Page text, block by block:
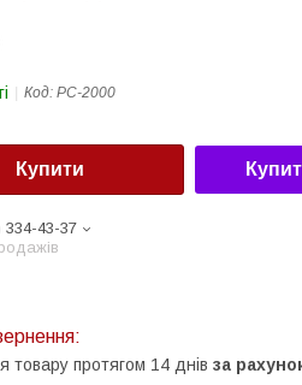
Код: РС-2000
Купити
334-43-37
товару протягом 14 днів за